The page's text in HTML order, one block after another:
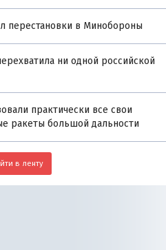
перестановки в Минобороны
ни одной российской
практически все свои
ракеты большой дальности
в ленту